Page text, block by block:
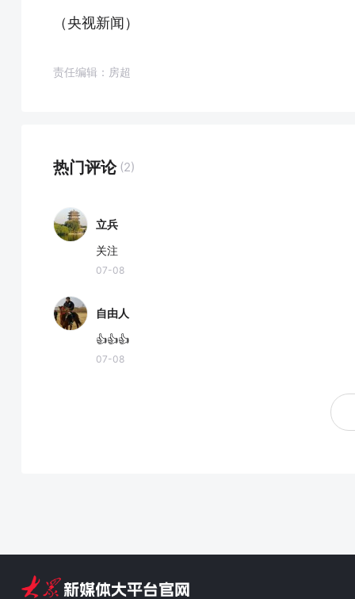
（央视新闻）
责任编辑：房超
热门评论 (2)
立兵
关注
07-08
自由人
👍👍👍
07-08